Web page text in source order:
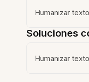
Humanizar
Soluciones
Humanizar